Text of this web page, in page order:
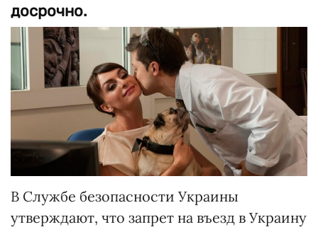
досрочно.
В Службе безопасности Украины
утверждают, что запрет на въезд в Украину